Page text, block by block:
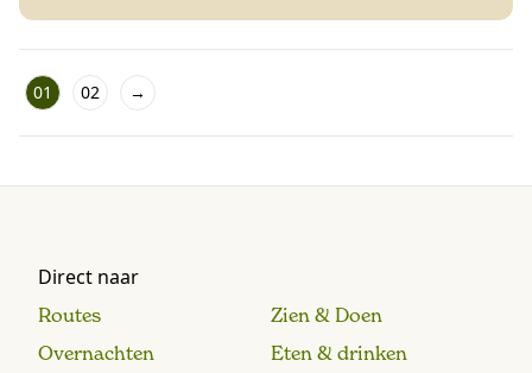
01 02 →
Direct naar
Routes
Zien & Doen
Overnachten
Eten & drinken